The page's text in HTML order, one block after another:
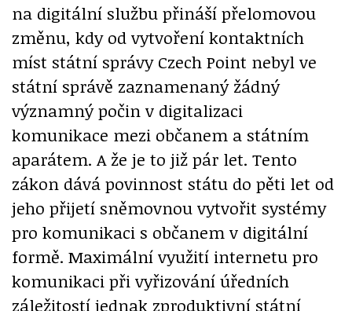
na digitální službu přináší přelomovou
změnu, kdy od vytvoření kontaktních
míst státní správy Czech Point nebyl ve
státní správě zaznamenaný žádný
významný počin v digitalizaci
komunikace mezi občanem a státním
aparátem. A že je to již pár let. Tento
zákon dává povinnost státu do pěti let od
jeho přijetí sněmovnou vytvořit systémy
pro komunikaci s občanem v digitální
formě. Maximální využití internetu pro
komunikaci při vyřizování úředních
záležitostí jednak zproduktivní státní